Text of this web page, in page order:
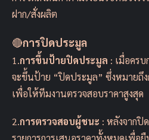
ฝาก/สั่งผลิต
🔴การปิดประมูล
1.การขึ้นป้ายปิดประมูล : เมื่อคร
จะขึ้นป้าย “ปิดประมูล” ซึ่งหมายถึ
เพื่อให้ทีมงานตรวจสอบราคาสูงสุด
2.การตรวจสอบผู้ชนะ : หลังจากปิ